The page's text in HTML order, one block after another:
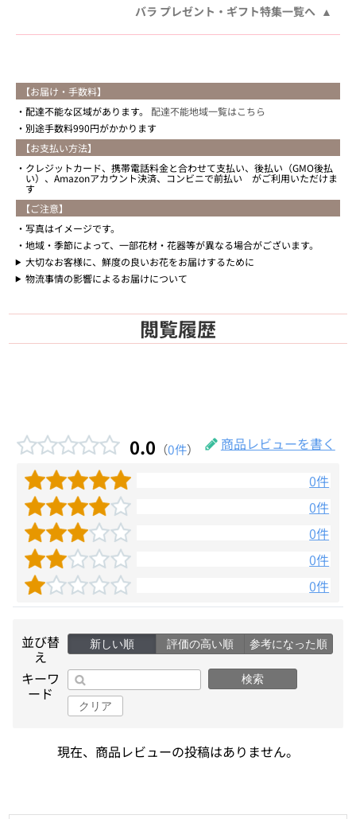
バラ プレゼント・ギフト特集一覧へ
【お届け・手数料】
配達不能な区域があります。 配達不能地域一覧はこちら
別途手数料990円がかかります
【お支払い方法】
クレジットカード、携帯電話料金と合わせて支払い、後払い（GMO後払
い）、Amazonアカウント決済、コンビニで前払い がご利用いただけま
す
【ご注意】
写真はイメージです。
地域・季節によって、一部花材・花器等が異なる場合がございます。
大切なお客様に、鮮度の良いお花をお届けするために
物流事情の影響によるお届けについて
閲覧履歴
0.0 （0件）
商品レビューを書く
0件
0件
0件
0件
0件
並び替
え
新しい順 評価の高い順 参考になった順
キーワ
ード
検索
クリア
現在、商品レビューの投稿はありません。